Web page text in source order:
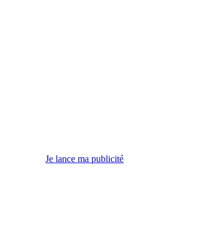
Je lance ma publicité